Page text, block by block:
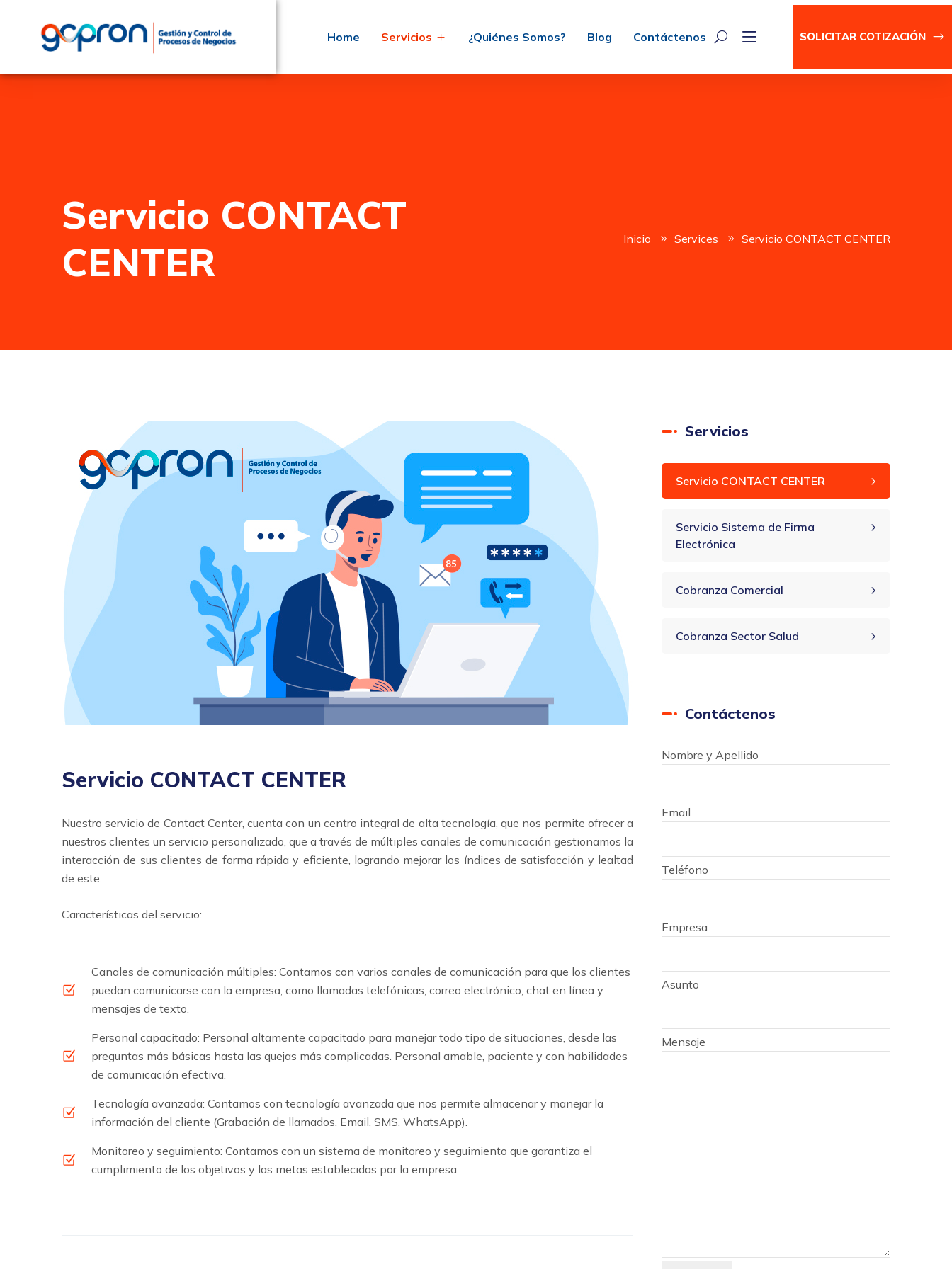
Home Servicios ¿Quiénes Somos? Blog Contáctenos SOLICITAR COTIZACIÓN
Servicio CONTACT
CENTER
Inicio Services Servicio CONTACT CENTER
Servicio CONTACT CENTER
Nuestro servicio de Contact Center, cuenta con un centro integral de alta tecnología, que nos permite ofrecer a
nuestros clientes un servicio personalizado, que a través de múltiples canales de comunicación gestionamos la
interacción de sus clientes de forma rápida y eficiente, logrando mejorar los índices de satisfacción y lealtad
de este.
Características del servicio:
Canales de comunicación múltiples: Contamos con varios canales de comunicación para que los clientes
puedan comunicarse con la empresa, como llamadas telefónicas, correo electrónico, chat en línea y
mensajes de texto.
Personal capacitado: Personal altamente capacitado para manejar todo tipo de situaciones, desde las
preguntas más básicas hasta las quejas más complicadas. Personal amable, paciente y con habilidades
de comunicación efectiva.
Tecnología avanzada: Contamos con tecnología avanzada que nos permite almacenar y manejar la
información del cliente (Grabación de llamados, Email, SMS, WhatsApp).
Monitoreo y seguimiento: Contamos con un sistema de monitoreo y seguimiento que garantiza el
cumplimiento de los objetivos y las metas establecidas por la empresa.
Servicios
Servicio CONTACT CENTER
Servicio Sistema de Firma
Electrónica
Cobranza Comercial
Cobranza Sector Salud
Contáctenos
Nombre y Apellido
Email
Teléfono
Empresa
Asunto
Mensaje